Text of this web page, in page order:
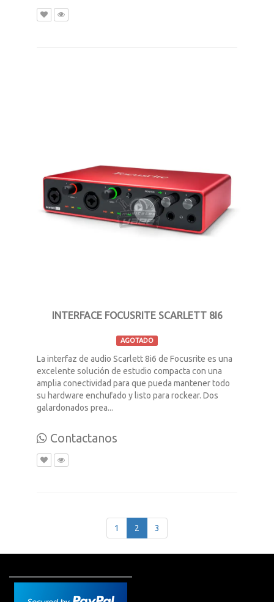
INTERFACE FOCUSRITE SCARLETT 8I6
AGOTADO
La interfaz de audio Scarlett 8i6 de Focusrite es una
excelente solución de estudio compacta con una
amplia conectividad para que pueda mantener todo
su hardware enchufado y listo para rockear. Dos
galardonados prea...
Contactanos
1 2 3